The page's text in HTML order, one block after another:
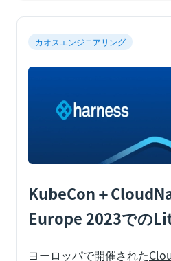
の世界では、レディネスプ
ケーション中心の視点では
最初のセットが成功したと
ションの境界を越えたとき
のアーキテクチャー的な考
イが開始されたらこのデプ
す。
カオスエンジニアリング
KubeCon＋
Europe 2023での
ヨーロッパで開催された